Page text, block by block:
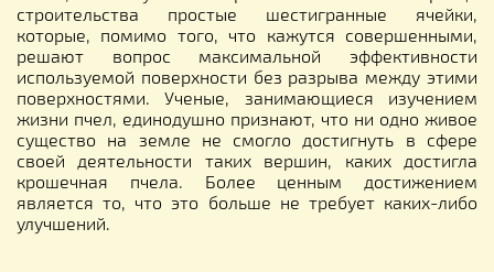
строительства простые шестигранные ячейки,
которые, помимо того, что кажутся совершенными,
решают вопрос максимальной эффективности
используемой поверхности без разрыва между этими
поверхностями. Ученые, занимающиеся изучением
жизни пчел, единодушно признают, что ни одно живое
существо на земле не смогло достигнуть в сфере
своей деятельности таких вершин, каких достигла
крошечная пчела. Более ценным достижением
является то, что это больше не требует каких-либо
улучшений.